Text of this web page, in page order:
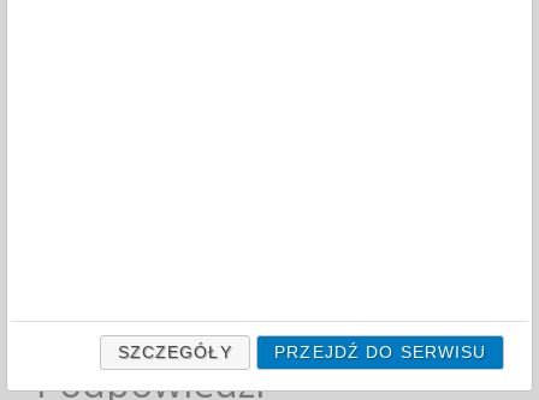
lub podana fraza "" nie została odnaleziona.
Podpowiedzi
SZCZEGÓŁY PRZEJDŹ DO SERWISU